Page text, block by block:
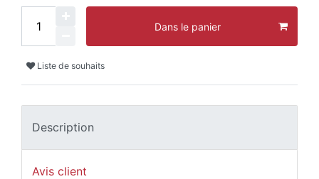
Dans le panier
Liste de souhaits
Description
Avis client